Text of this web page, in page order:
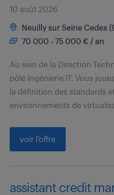
10 août 2026
Neuilly sur Seine Cedex
70 000 - 75 000 € / an
Au sein de la Direction
pôle Ingénierie IT. Vous
la définition des standards
environnements de
voir l'offre
assistant credit